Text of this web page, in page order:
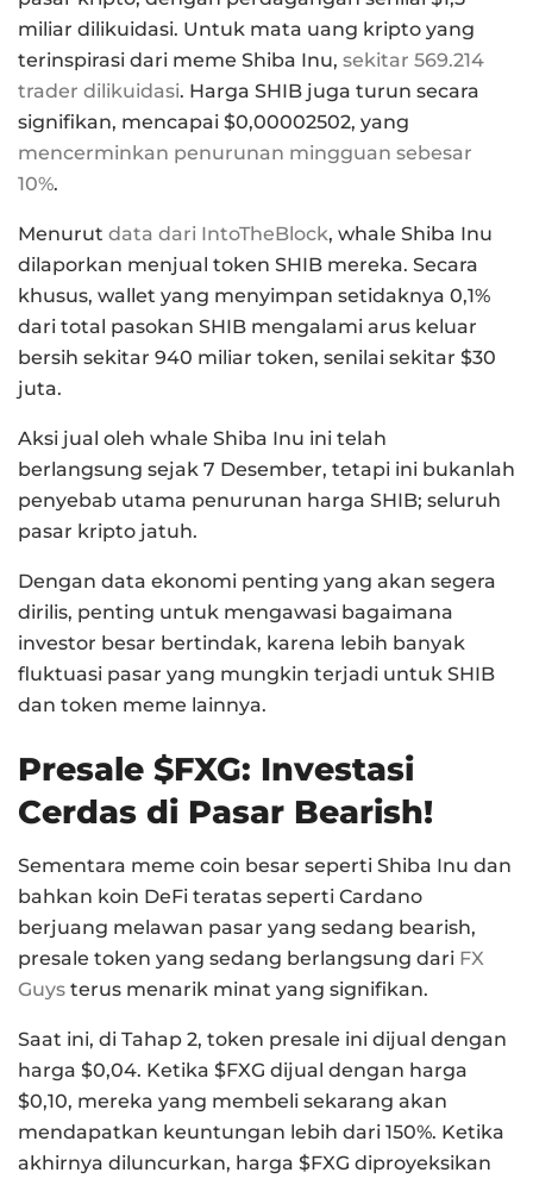
miliar dilikuidasi. Untuk mata uang kripto yang
terinspirasi dari meme Shiba Inu, sekitar 569.214
trader dilikuidasi. Harga SHIB juga turun secara
signifikan, mencapai $0,00002502, yang
mencerminkan penurunan mingguan sebesar
10%.
Menurut data dari IntoTheBlock, whale Shiba Inu
dilaporkan menjual token SHIB mereka. Secara
khusus, wallet yang menyimpan setidaknya 0,1%
dari total pasokan SHIB mengalami arus keluar
bersih sekitar 940 miliar token, senilai sekitar $30
juta.
Aksi jual oleh whale Shiba Inu ini telah
berlangsung sejak 7 Desember, tetapi ini bukanlah
penyebab utama penurunan harga SHIB; seluruh
pasar kripto jatuh.
Dengan data ekonomi penting yang akan segera
dirilis, penting untuk mengawasi bagaimana
investor besar bertindak, karena lebih banyak
fluktuasi pasar yang mungkin terjadi untuk SHIB
dan token meme lainnya.
Presale $FXG: Investasi
Cerdas di Pasar Bearish!
Sementara meme coin besar seperti Shiba Inu dan
bahkan koin DeFi teratas seperti Cardano
berjuang melawan pasar yang sedang bearish,
presale token yang sedang berlangsung dari FX
Guys terus menarik minat yang signifikan.
Saat ini, di Tahap 2, token presale ini dijual dengan
harga $0,04. Ketika $FXG dijual dengan harga
$0,10, mereka yang membeli sekarang akan
mendapatkan keuntungan lebih dari 150%. Ketika
akhirnya diluncurkan, harga $FXG diproyeksikan